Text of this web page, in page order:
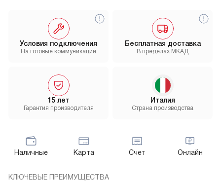
Бесплатная доставка
В пределах МКАД
15 лет
Гарантия производителя
Условия подключения
На готовые коммуникации
Италия
Страна производства
Наличные Карта Счет Онлайн
КЛЮЧЕВЫЕ ПРЕИМУЩЕСТВА